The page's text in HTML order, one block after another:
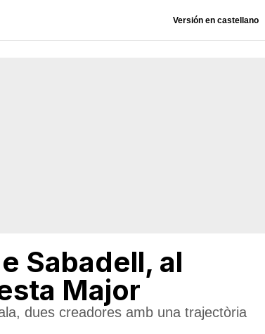
Versión en castellano
Sabadell, al
Major
dues creadores amb una trajectòria